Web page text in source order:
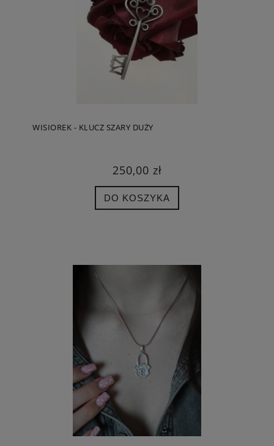
WISIOREK - KLUCZ SZARY DUŻY
250,00 zł
DO KOSZYKA